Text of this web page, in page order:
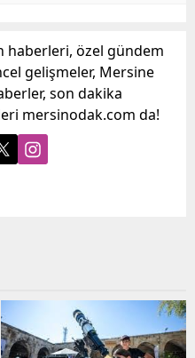
haberleri, özel gündem
gelişmeler, Mersine
son dakika
mersinodak.com da!